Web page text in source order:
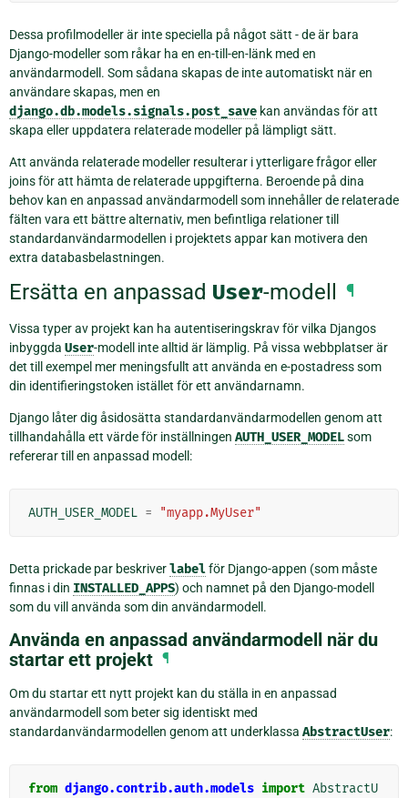
Dessa profilmodeller är inte speciella på något sätt - de är bara
Django-modeller som råkar ha en en-till-en-länk med en
användarmodell. Som sådana skapas de inte automatiskt när en
användare skapas, men en
django.db.models.signals.post_save kan användas för att
skapa eller uppdatera relaterade modeller på lämpligt sätt.
Att använda relaterade modeller resulterar i ytterligare frågor eller
joins för att hämta de relaterade uppgifterna. Beroende på dina
behov kan en anpassad användarmodell som innehåller de relaterade
fälten vara ett bättre alternativ, men befintliga relationer till
standardanvändarmodellen i projektets appar kan motivera den
extra databasbelastningen.
Ersätta en anpassad User-modell ¶
Vissa typer av projekt kan ha autentiseringskrav för vilka Djangos
inbyggda User-modell inte alltid är lämplig. På vissa webbplatser är
det till exempel mer meningsfullt att använda en e-postadress som
din identifieringstoken istället för ett användarnamn.
Django låter dig åsidosätta standardanvändarmodellen genom att
tillhandahålla ett värde för inställningen AUTH_USER_MODELsom
refererar till en anpassad modell:
AUTH_USER_MODEL = "myapp.MyUser"
Detta prickade par beskriverlabelför Django-appen (som måste
finnas i din INSTALLED_APPS) och namnet på den Django-modell
som du vill använda som din användarmodell.
Använda en anpassad användarmodell när du
startar ett projekt ¶
Om du startar ett nytt projekt kan du ställa in en anpassad
användarmodell som beter sig identiskt med
standardanvändarmodellen genom att underklassa AbstractUser:
from django.contrib.auth.models import AbstractU